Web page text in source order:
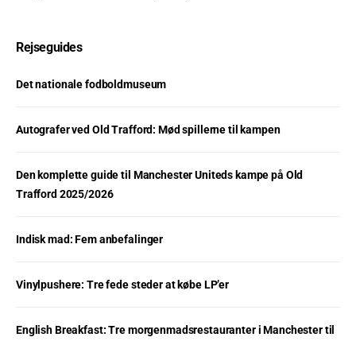
Rejseguides
Det nationale fodboldmuseum
Autografer ved Old Trafford: Mød spillerne til kampen
Den komplette guide til Manchester Uniteds kampe på Old
Trafford 2025/2026
Indisk mad: Fem anbefalinger
Vinylpushere: Tre fede steder at købe LP’er
English Breakfast: Tre morgenmadsrestauranter i Manchester til